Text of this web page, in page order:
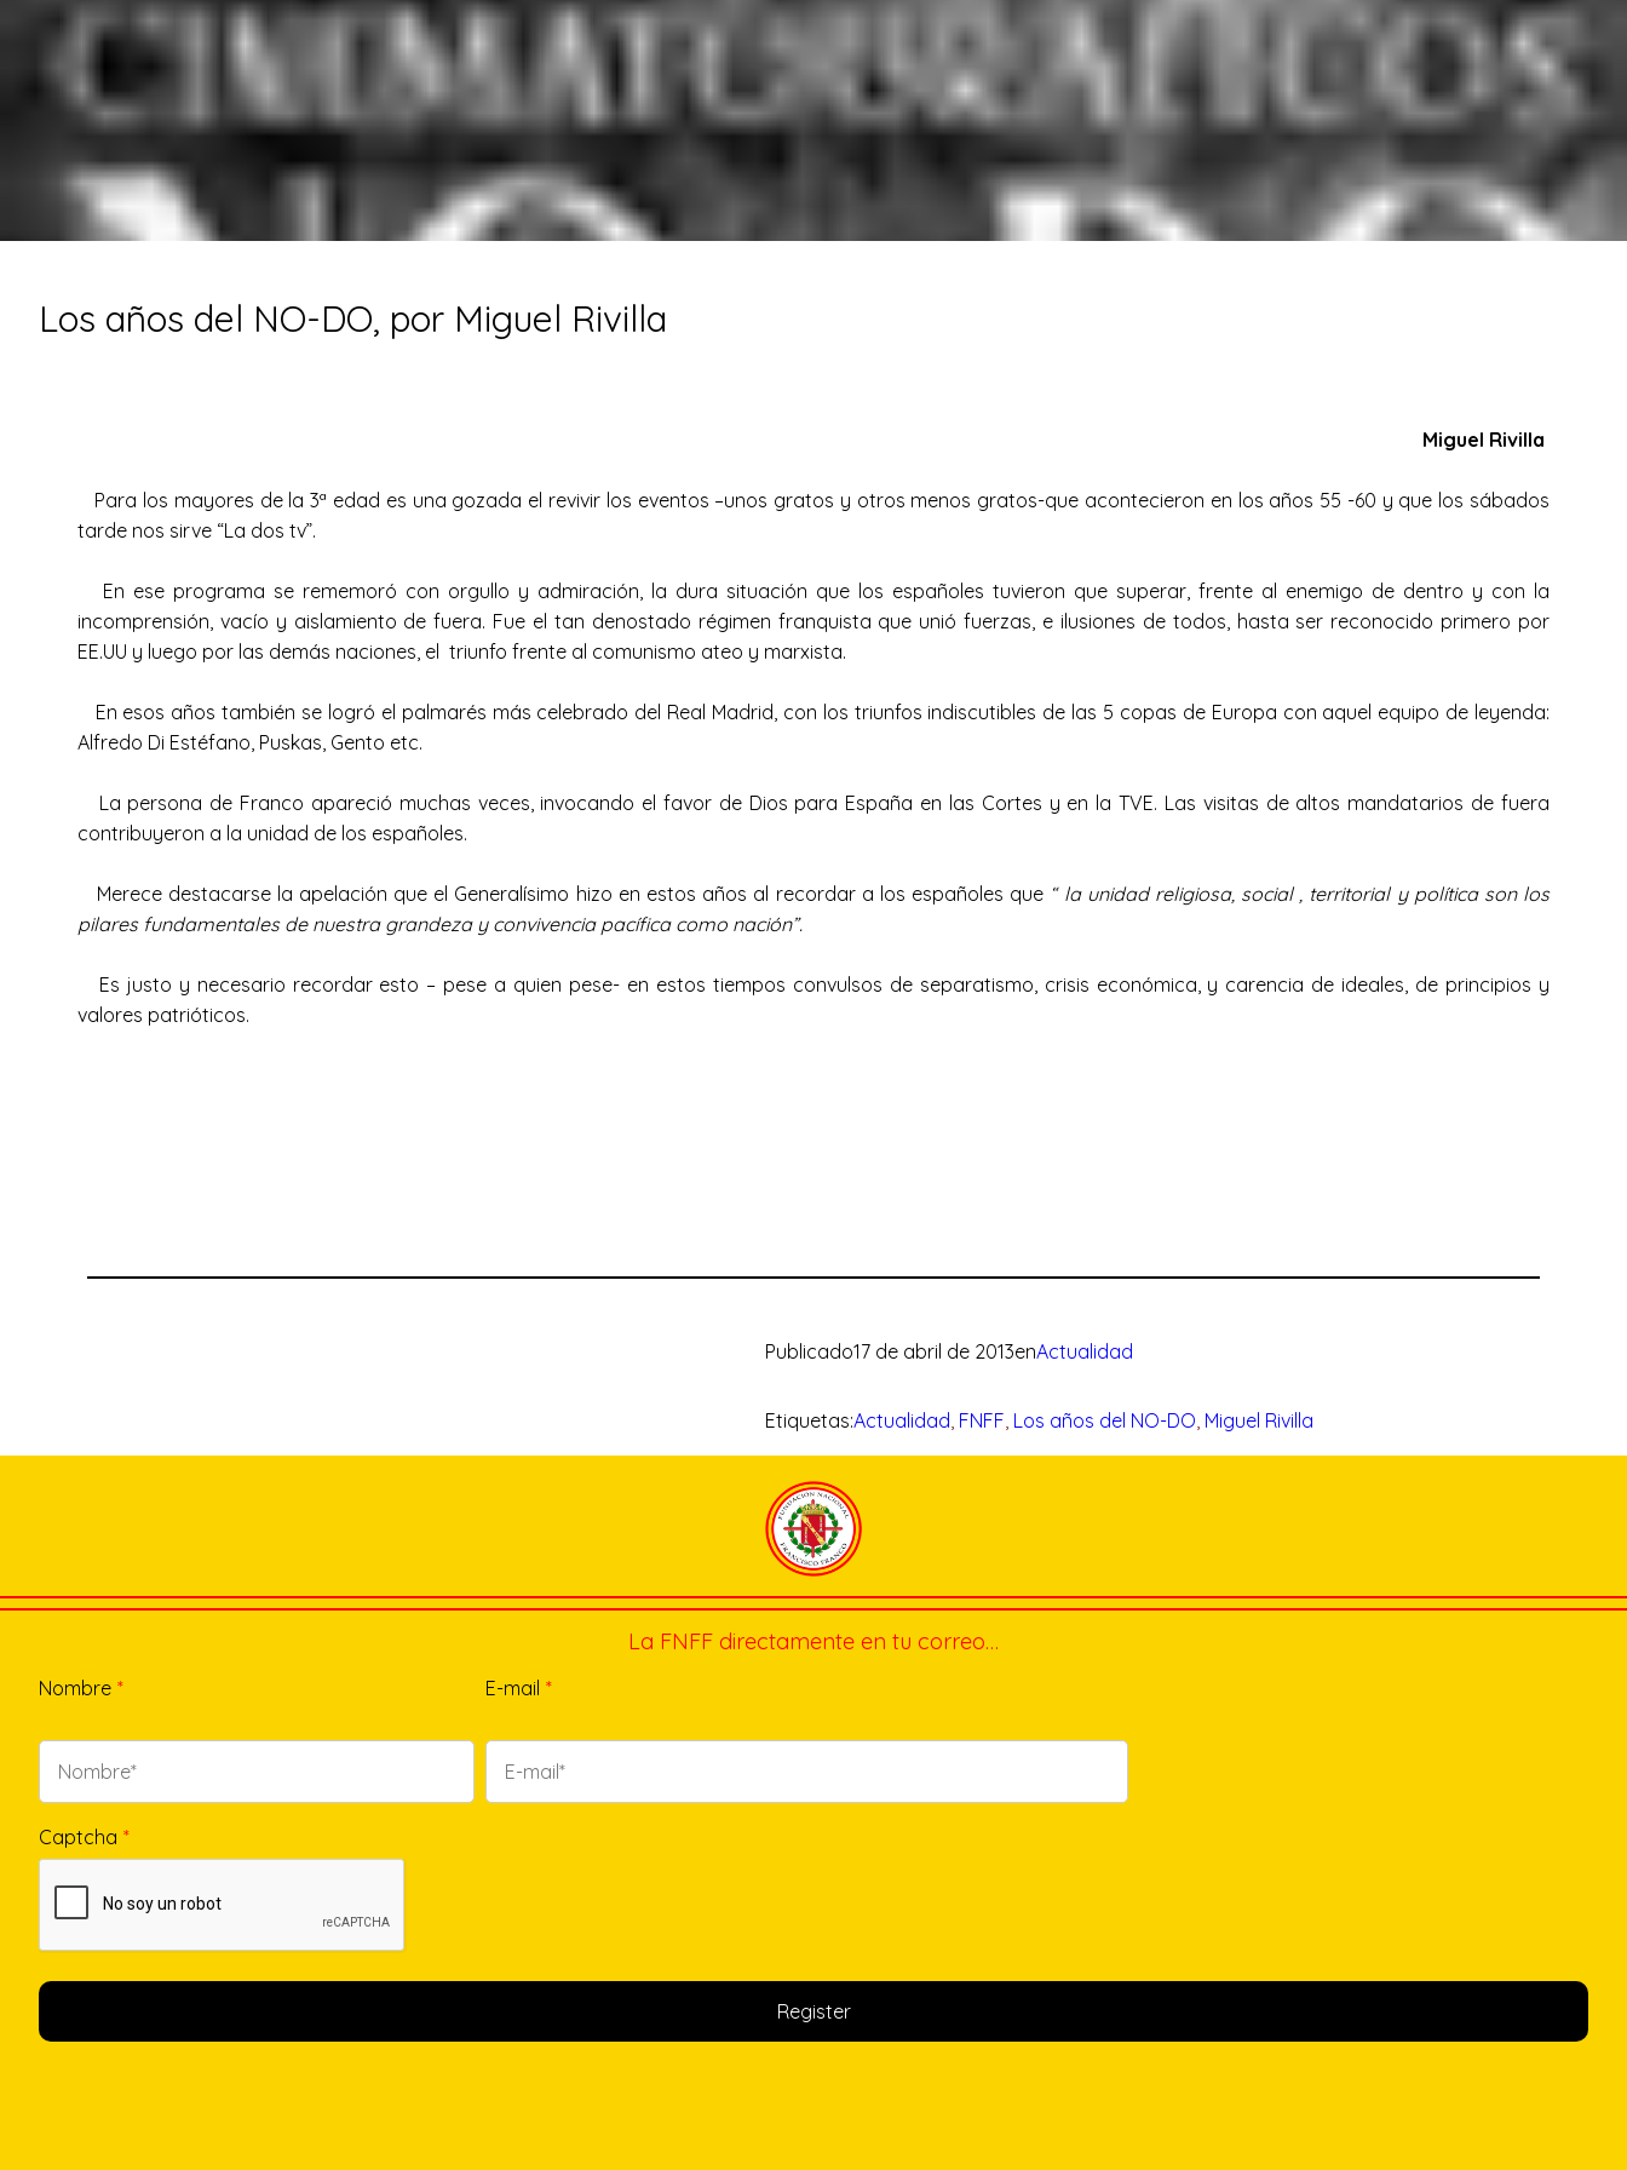
Los años del NO-DO, por Miguel Rivilla
Miguel Rivilla
Para los mayores de la 3ª edad es una gozada el revivir los eventos –unos gratos y otros menos gratos-que acontecieron en los años 55 -60 y que los sábados
tarde nos sirve “La dos tv”.
En ese programa se rememoró con orgullo y admiración, la dura situación que los españoles tuvieron que superar, frente al enemigo de dentro y con la
incomprensión, vacío y aislamiento de fuera. Fue el tan denostado régimen franquista que unió fuerzas, e ilusiones de todos, hasta ser reconocido primero por
EE.UU y luego por las demás naciones, el triunfo frente al comunismo ateo y marxista.
En esos años también se logró el palmarés más celebrado del Real Madrid, con los triunfos indiscutibles de las 5 copas de Europa con aquel equipo de leyenda:
Alfredo Di Estéfano, Puskas, Gento etc.
La persona de Franco apareció muchas veces, invocando el favor de Dios para España en las Cortes y en la TVE. Las visitas de altos mandatarios de fuera
contribuyeron a la unidad de los españoles.
Merece destacarse la apelación que el Generalísimo hizo en estos años al recordar a los españoles que “ la unidad religiosa, social , territorial y política son los
pilares fundamentales de nuestra grandeza y convivencia pacífica como nación”.
Es justo y necesario recordar esto – pese a quien pese- en estos tiempos convulsos de separatismo, crisis económica, y carencia de ideales, de principios y
valores patrióticos.
Publicado17 de abril de 2013enActualidad
Etiquetas:Actualidad, FNFF, Los años del NO-DO, Miguel Rivilla
La FNFF directamente en tu correo…
Nombre * E-mail *
Captcha *